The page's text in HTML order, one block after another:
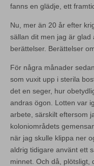
fanns en glädje, ett
Nu, mer än 20 år efter
sällan dit men jag är glad
berättelser. Berättelser
För några månader
som vuxit upp i sterila
det en seger, hur
andras ögon. Lotten var
arbete, särskilt eftersom
koloniområdets
när jag skulle klippa ner
aldrig tidigare använt ett
minnet. Och då, plötsligt,